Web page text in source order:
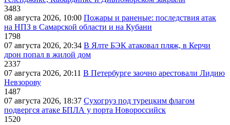
3483
08 августа 2026, 10:00 Пожары и раненые: последствия атак
на НПЗ в Самарской области и на Кубани
1798
07 августа 2026, 20:34 В Ялте БЭК атаковал пляж, в Керчи
дрон попал в жилой дом
2337
07 августа 2026, 20:11 В Петербурге заочно арестовали Лидию
Невзорову
1487
07 августа 2026, 18:37 Сухогруз под турецким флагом
подвергся атаке БПЛА у порта Новороссийск
1520